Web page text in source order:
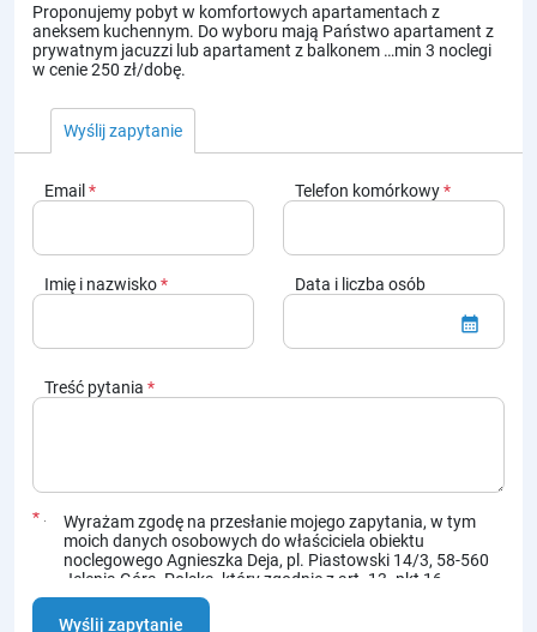
Proponujemy pobyt w komfortowych apartamentach z
aneksem kuchennym. Do wyboru mają Państwo apartament z
prywatnym jacuzzi lub apartament z balkonem …min 3 noclegi
w cenie 250 zł/dobę.
Wyślij zapytanie
Email * Telefon komórkowy*
Imię i nazwisko* Data i liczba osób
calendar_month
Treść pytania *
*
Wyrażam zgodę na przesłanie mojego zapytania, w tym
moich danych osobowych do właściciela obiektu
noclegowego Agnieszka Deja, pl. Piastowski 14/3, 58-560
Jelenia Góra, Polska, który zgodnie z art. 13. pkt 16
„REGULAMINU KORZYSTANIA Z PORTALI NALEŻĄCYCH
DO FIRMY AKCEPT"
Wyślij zapytanie